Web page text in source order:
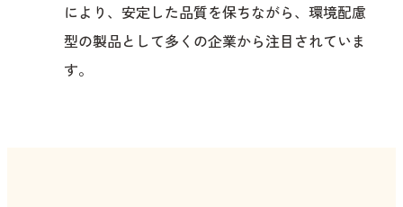
により、安定した品質を保ちながら、環境配慮
型の製品として多くの企業から注目されていま
す。